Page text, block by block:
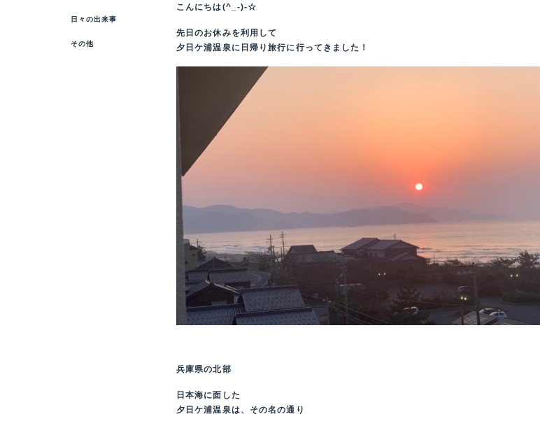
こんにちは(^_-)-☆
先日のお休みを利用して
夕日ケ浦温泉に日帰り旅行に行ってきました！
兵庫県の北部
日本海に面した
夕日ケ浦温泉は、その名の通り
日々の出来事
その他